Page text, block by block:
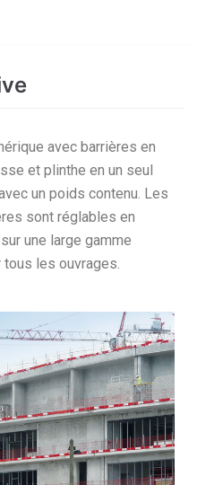
avec barrières en
et plinthe en un seul
un poids contenu. Les
sont réglables en
une large gamme
les ouvrages.